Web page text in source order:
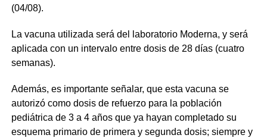
(04/08).
La vacuna utilizada será del laboratorio Moderna, y será
aplicada con un intervalo entre dosis de 28 días (cuatro
semanas).
Además, es importante señalar, que esta vacuna se
autorizó como dosis de refuerzo para la población
pediátrica de 3 a 4 años que ya hayan completado su
esquema primario de primera y segunda dosis; siempre y